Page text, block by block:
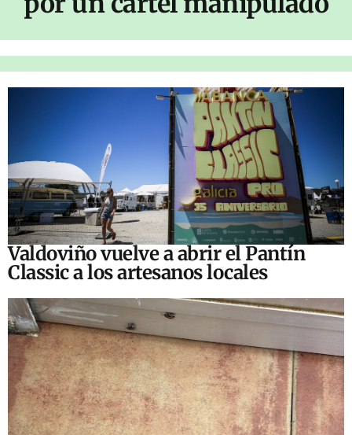
Valdoviño vuelve a abrir el Pantín
Classic a los artesanos locales